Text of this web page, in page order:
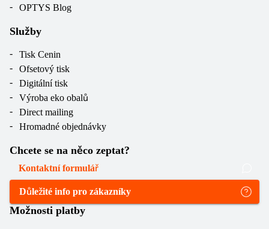
OPTYS Blog
Služby
Tisk Cenin
Ofsetový tisk
Digitální tisk
Výroba eko obalů
Direct mailing
Hromadné objednávky
Chcete se na něco zeptat?
Kontaktní formulář
Důležité info pro zákazníky
Možnosti platby